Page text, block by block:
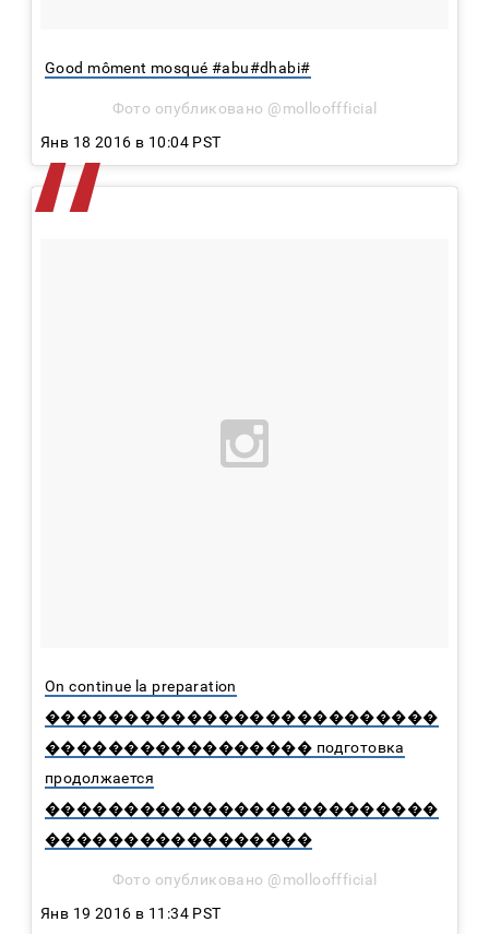
Good môment mosqué #abu#dhabi#
Фото опубликовано @mollooffficial
Янв 18 2016 в 10:04 PST
On continue la preparation
�������������������������
����������������� подготовка
продолжается
�������������������������
�����������������
Фото опубликовано @mollooffficial
Янв 19 2016 в 11:34 PST